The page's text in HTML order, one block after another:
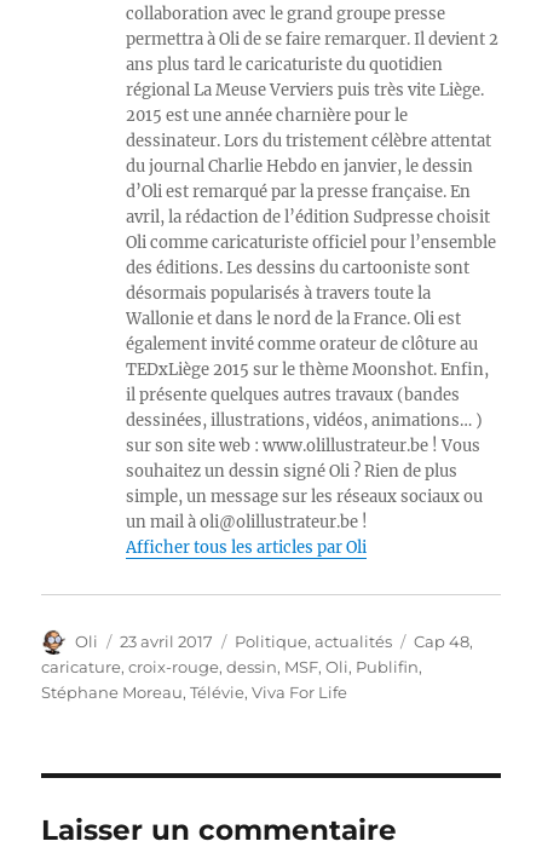
collaboration avec le grand groupe presse
permettra à Oli de se faire remarquer. Il devient 2
ans plus tard le caricaturiste du quotidien
régional La Meuse Verviers puis très vite Liège.
2015 est une année charnière pour le
dessinateur. Lors du tristement célèbre attentat
du journal Charlie Hebdo en janvier, le dessin
d’Oli est remarqué par la presse française. En
avril, la rédaction de l’édition Sudpresse choisit
Oli comme caricaturiste officiel pour l’ensemble
des éditions. Les dessins du cartooniste sont
désormais popularisés à travers toute la
Wallonie et dans le nord de la France. Oli est
également invité comme orateur de clôture au
TEDxLiège 2015 sur le thème Moonshot. Enfin,
il présente quelques autres travaux (bandes
dessinées, illustrations, vidéos, animations… )
sur son site web : www.olillustrateur.be ! Vous
souhaitez un dessin signé Oli ? Rien de plus
simple, un message sur les réseaux sociaux ou
un mail à oli@olillustrateur.be !
Afficher tous les articles par Oli
Auteur
Oli
Publié
le
23 avril 2017 Catégories
Politique, actualités Étiquettes
Cap 48,
caricature,croix-rouge,dessin, MSF,Oli, Publifin,
Stéphane Moreau,Télévie,Viva For Life
Laisser un commentaire